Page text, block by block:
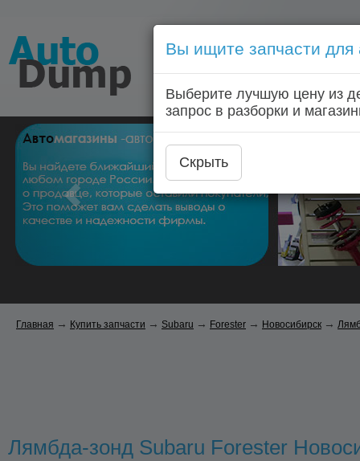
Голосовой запрос
Главная
Главная → Купить запчасти → Subaru → Forester → Новосибирск →
Лямбда-зонд Subaru Forester
Вы ищите запчасти для
Выберите лучшую цену из
запрос в разборки и
Скрыть